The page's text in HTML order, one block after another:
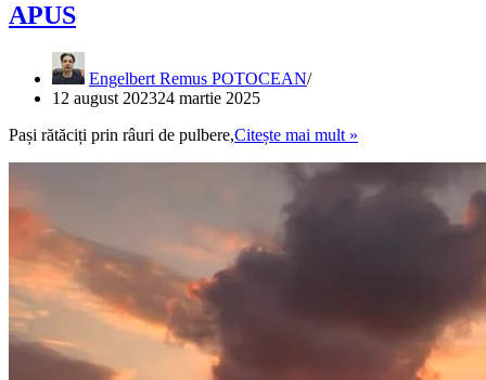
APUS
Engelbert Remus POTOCEAN
12 august 202324 martie 2025
Pași rătăciți prin râuri de pulbere,Citește mai mult »